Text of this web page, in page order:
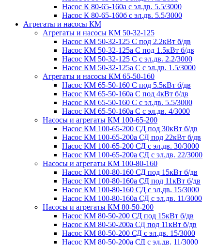
Насос К 80-65-160а с эл.дв. 5.5/3000
Насос К 80-65-160б с эл.дв. 5.5/3000
Агрегаты и насосы КМ
Агрегаты и насосы КМ 50-32-125
Насос КМ 50-32-125 С под 2.2кВт б/дв
Насос КМ 50-32-125а С под 1.5кВт б/дв
Насос КМ 50-32-125 С с эл.дв. 2.2/3000
Насос КМ 50-32-125а С с эл.дв. 1.5/3000
Агрегаты и насосы КМ 65-50-160
Насос КМ 65-50-160 С под 5.5кВт б/дв
Насос КМ 65-50-160а С под 4кВт б/дв
Насос КМ 65-50-160 С с эл.дв. 5.5/3000
Насос КМ 65-50-160а С с эл.дв. 4/3000
Насосы и агрегаты КМ 100-65-200
Насос КМ 100-65-200 СД под 30кВт б/дв
Насос КМ 100-65-200а СД под 22кВт б/дв
Насос КМ 100-65-200 СД с эл.дв. 30/3000
Насос КМ 100-65-200а СД с эл.дв. 22/3000
Насосы и агрегаты КМ 100-80-160
Насос КМ 100-80-160 СД под 15кВт б/дв
Насос КМ 100-80-160а СД под 11кВт б/дв
Насос КМ 100-80-160 СД с эл.дв. 15/3000
Насос КМ 100-80-160а СД с эл.дв. 11/3000
Насосы и агрегаты КМ 80-50-200
Насос КМ 80-50-200 СД под 15кВт б/дв
Насос КМ 80-50-200а СД под 11кВт б/дв
Насос КМ 80-50-200 СД с эл.дв. 15/3000
Насос КМ 80-50-200а СД с эл.дв. 11/3000